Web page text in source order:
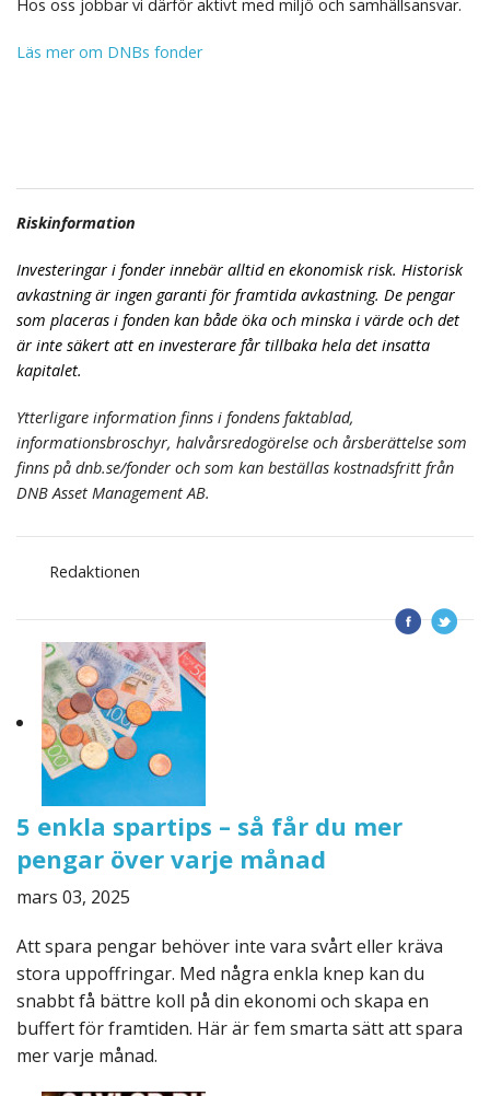
Hos oss jobbar vi därför aktivt med miljö och samhällsansvar.
Läs mer om DNBs fonder
Riskinformation
Investeringar i fonder innebär alltid en ekonomisk risk. Historisk
avkastning är ingen garanti för framtida avkastning. De pengar
som placeras i fonden kan både öka och minska i värde och det
är inte säkert att en investerare får tillbaka hela det insatta
kapitalet.
Ytterligare information finns i fondens faktablad,
informationsbroschyr, halvårsredogörelse och årsberättelse som
finns på dnb.se/fonder och som kan beställas kostnadsfritt från
DNB Asset Management AB.
Redaktionen
5 enkla spartips – så får du mer
pengar över varje månad
mars 03, 2025
Att spara pengar behöver inte vara svårt eller kräva
stora uppoffringar. Med några enkla knep kan du
snabbt få bättre koll på din ekonomi och skapa en
buffert för framtiden. Här är fem smarta sätt att spara
mer varje månad.